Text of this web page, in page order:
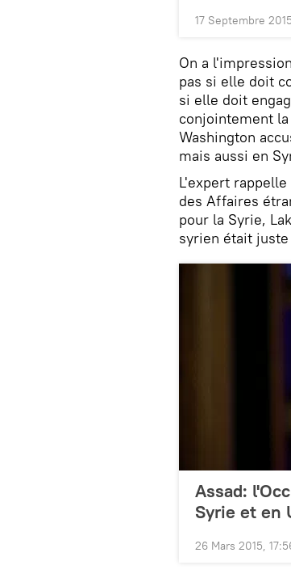
17 Septembre
On a
pas si elle doit
si elle doit
conjointement
Washington
mais aussi en
L'expert
des Affaires
pour la Syrie,
syrien était
Assad:
Syrie et en
26 Mars 2015,